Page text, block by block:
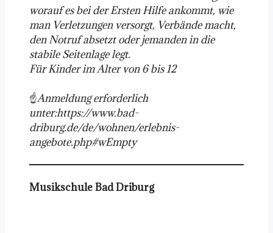
worauf es bei der Ersten Hilfe ankommt, wie
man Verletzungen versorgt, Verbände macht,
den Notruf absetzt oder jemanden in die
stabile Seitenlage legt.
Für Kinder im Alter von 6 bis 12
☝️Anmeldung erforderlich
unter:https://www.bad-
driburg.de/de/wohnen/erlebnis-
angebote.php#wEmpty
Musikschule Bad Driburg